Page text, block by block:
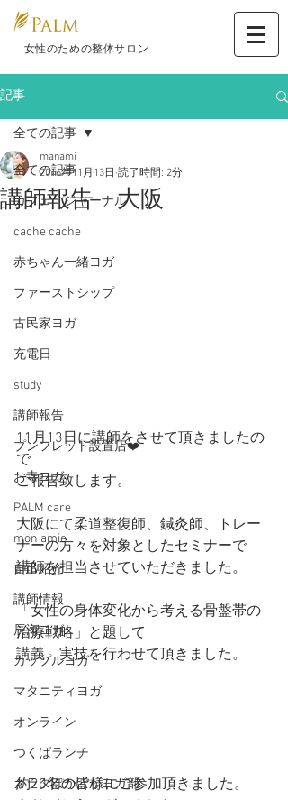
​ 女性のための整体サロン
記事
全ての記事
カフェ ジャーナル
cache cache
赤ちゃん一緒ヨガ
ファーストシップ
古民家ヨガ
充電日
study
講師報告
プンフレット設置店❤️
お寺ヨガ
PALM care
mon amie
自己紹介
講師情報
辰海ヨガ
カップルヨガ
マタニティヨガ
オンライン
つくばランチ
カラダぽかぽかヨガ部
全ての記事
講師報告 大阪
manami
2016年11月13日 読了時間: 2分
11月13日に講師をさせて頂きましたの
で
ご報告致します。
大阪にて柔道整復師、鍼灸師、トレー
ナーの方々を対象としたセミナーで
講師を担当させていただきました。
「女性の身体変化から考える骨盤帯の
治療戦略」と題して
講義、実技を行わせて頂きました。
約20名の皆様にご参加頂きました。